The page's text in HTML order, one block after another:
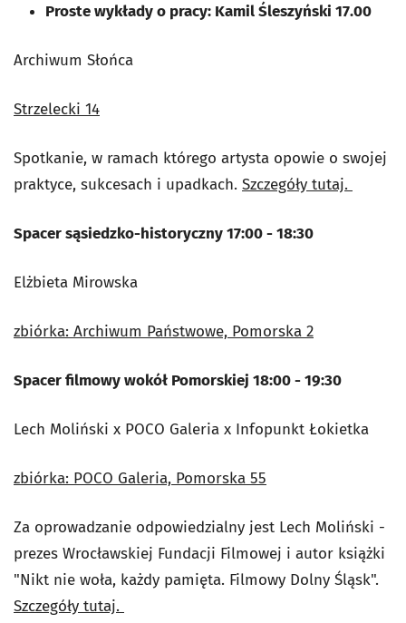
Proste wykłady o pracy: Kamil Śleszyński 17.00
Archiwum Słońca
Strzelecki 14
Spotkanie, w ramach którego artysta opowie o swojej
praktyce, sukcesach i upadkach. Szczegóły tutaj.
Spacer sąsiedzko-historyczny 17:00 - 18:30
Elżbieta Mirowska
zbiórka: Archiwum Państwowe, Pomorska 2
Spacer filmowy wokół Pomorskiej 18:00 - 19:30
Lech Moliński x POCO Galeria x Infopunkt Łokietka
zbiórka: POCO Galeria, Pomorska 55
Za oprowadzanie odpowiedzialny jest Lech Moliński -
prezes Wrocławskiej Fundacji Filmowej i autor książki
"Nikt nie woła, każdy pamięta. Filmowy Dolny Śląsk".
Szczegóły tutaj.